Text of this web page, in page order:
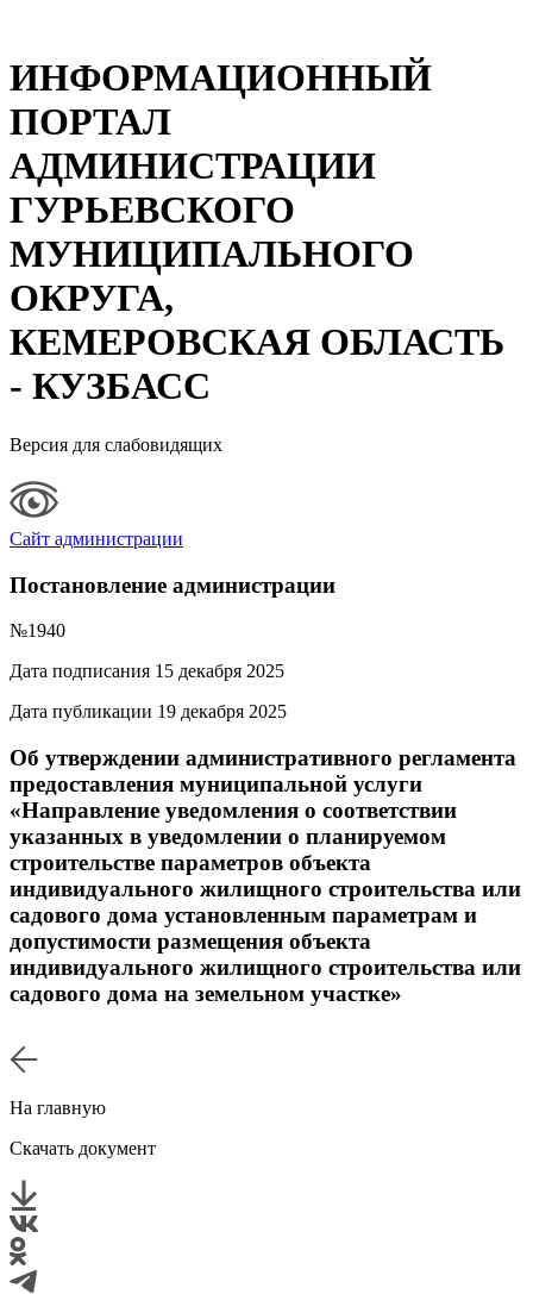
ИНФОРМАЦИОННЫЙ
ПОРТАЛ
АДМИНИСТРАЦИИ
ГУРЬЕВСКОГО
МУНИЦИПАЛЬНОГО
ОКРУГА,
КЕМЕРОВСКАЯ ОБЛАСТЬ
- КУЗБАСС
Версия для слабовидящих
Сайт администрации
Постановление администрации
№1940
Дата подписания 15 декабря 2025
Дата публикации 19 декабря 2025
Об утверждении административного регламента
предоставления муниципальной услуги
«Направление уведомления о соответствии
указанных в уведомлении о планируемом
строительстве параметров объекта
индивидуального жилищного строительства или
садового дома установленным параметрам и
допустимости размещения объекта
индивидуального жилищного строительства или
садового дома на земельном участке»
На главную
Скачать документ